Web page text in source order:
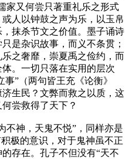
家又何尝只著重礼乐之形式
人以钟鼓之声为乐，以玉帛
抹杀节文之价值。墨子诵诗
是杂识故事，而义不条贯；
之奢靡，崇夏禹之俭约，而
。一切只落在实用的层次
事” （两句皆王充《论衡》
生民？文弊而救之以质，这
尝救得了天下？
不神，天鬼不悦”，同样亦是
极的意识，对于鬼神虽不正
存在。孔子不但没有“天不